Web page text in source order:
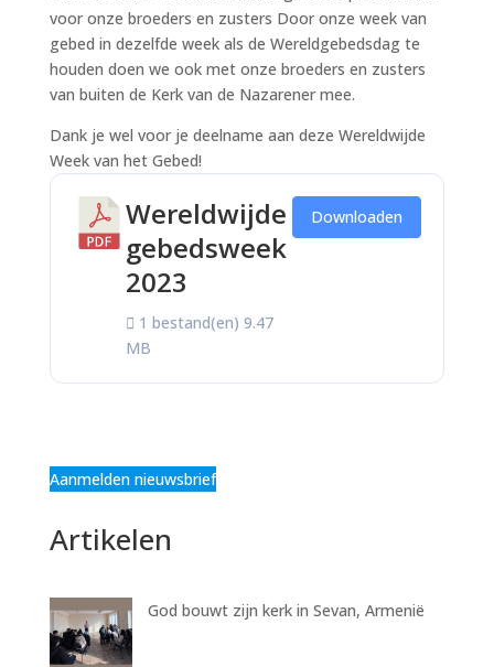
voor onze broeders en zusters Door onze week van
gebed in dezelfde week als de Wereldgebedsdag te
houden doen we ook met onze broeders en zusters
van buiten de Kerk van de Nazarener mee.
Dank je wel voor je deelname aan deze Wereldwijde
Week van het Gebed!
Wereldwijde
gebedsweek
2023
1 bestand(en) 9.47
MB
Downloaden
Aanmelden nieuwsbrief
Artikelen
God bouwt zijn kerk in Sevan, Armenië